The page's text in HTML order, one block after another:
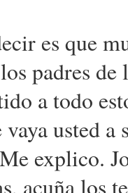
es que
padres
a todo
usted a
explico.
acuña los